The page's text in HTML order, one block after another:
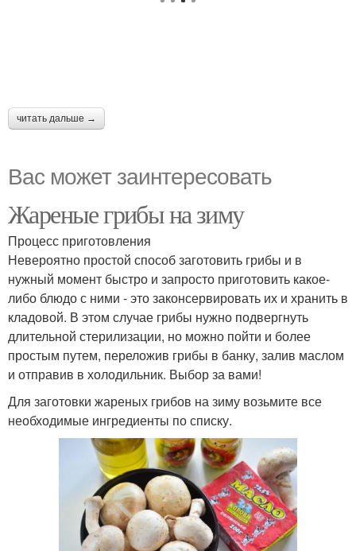
читать дальше →
Вас может заинтересовать
Жареные грибы на зиму
Процесс приготовления
Невероятно простой способ заготовить грибы и в
нужный момент быстро и запросто приготовить какое-
либо блюдо с ними - это законсервировать их и хранить в
кладовой. В этом случае грибы нужно подвергнуть
длительной стерилизации, но можно пойти и более
простым путем, переложив грибы в банку, залив маслом
и отправив в холодильник. Выбор за вами!
Для заготовки жареных грибов на зиму возьмите все
необходимые ингредиенты по списку.